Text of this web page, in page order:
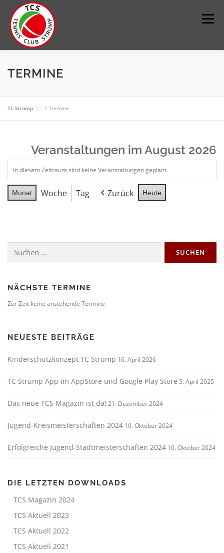
Inhalt
springen
Menü
DER VEREIN
IMPRESSUM
TERMINE
TC Strümp > Termine
Veranstaltungen im August 2026
In diesem Zeitraum sind keine Veranstaltungen geplant.
Monat Woche Tag Zurück Heute
nach:
NÄCHSTE TERMINE
Zur Zeit keine anstehende Termine
NEUESTE BEITRÄGE
Kinderschutzkonzept TC Strümp 16. April 2026
TC Strümp App im AppStore und Google Play Store 5. April 2025
Das neue TCS Magazin ist da! 21. Dezember 2024
Jugend-Kreismeisterschaften 2024 10. Oktober 2024
Erfolgreiche Jugend-Stadtmeisterschaften 2024 10. Oktober 2024
DIE LETZTEN DOWNLOADS
TCS Magazin 2024
TCS Aktuell 2023
TCS Aktuell 2022
TCS Aktuell 2021